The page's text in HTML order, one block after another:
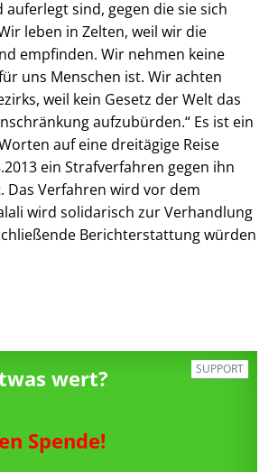
auferlegt sind, gegen die sie sich
leben in Zelten, weil wir die
empfinden. Wir nehmen keine
uns Menschen ist. Wir achten
weil kein Gesetz der Welt das
aufzubürden.“ Es ist ein
auf eine dreitägige Reise
ein Strafverfahren gegen ihn
Das Verfahren wird vor dem
wird solidarisch zur Verhandlung
Berichterstattung würden
SUPPORT
wert?
Spende!